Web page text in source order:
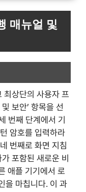
매뉴얼 및
최상단의 사용자 프
보안’ 항목을 선
번째 단계에서 기
암호를 입력하라
번째로 화면 지침
포함된 새로운 비
애플 기기에서 로
을 마칩니다. 이 과